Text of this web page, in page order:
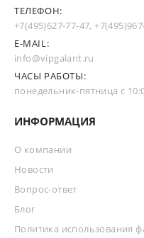
ТЕЛЕФОН:
+7(495)627-77-47,
E-MAIL:
info@vipgalant.ru
ЧАСЫ РАБОТЫ:
понедельник-пятница с
ИНФОРМАЦИЯ
О компании
Новости
Вопрос-ответ
Блог
Политика использования